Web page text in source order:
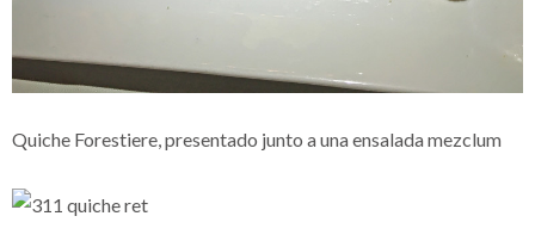
Quiche Forestiere, presentado junto a una ensalada mezclum